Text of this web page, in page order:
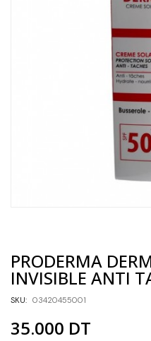
PRODERMA
INVISIBLE ANTI
SKU: 03420455001
35.000 DT